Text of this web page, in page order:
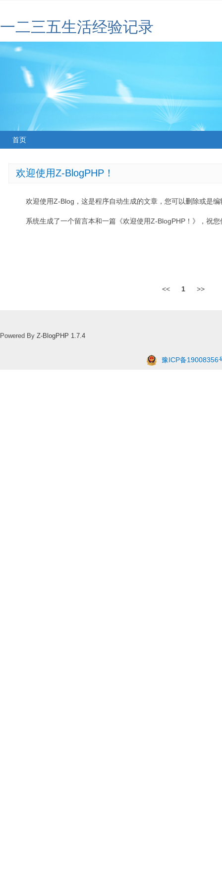
一二三五生活经验记录
首页
欢迎使用Z-BlogPHP！
欢迎使用Z-Blog，这是程序自动生成的文章，您可以删除或是编
系统生成了一个留言本和一篇《欢迎使用Z-BlogPHP！》，祝
<< 1 >>
Powered By Z-BlogPHP 1.7.4
豫ICP备19008356